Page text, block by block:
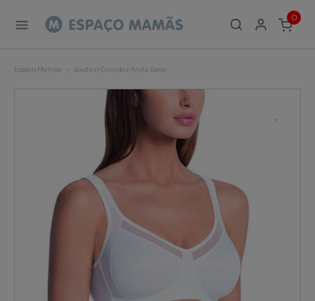
0
ITEMS
Espaço Mamãs Soutien Gravidez Anita Basic